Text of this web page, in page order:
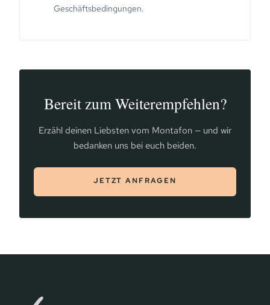
Geschäftsbedingungen.
Bereit zum Weiterempfehlen?
Erzähl deinen Liebsten vom Montafon — und wir
bedanken uns bei euch beiden.
JETZT ANFRAGEN